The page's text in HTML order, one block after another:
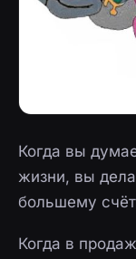
Когда вы
жизни, вы
большему
Когда в